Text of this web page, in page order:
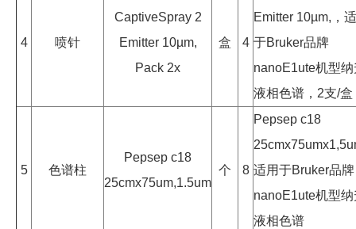
4 喷针
CaptiveSpray 2
Emitter 10µm,
Pack 2x
盒 4
Emitter 10µm,，
于Bruker品牌
nanoE1ute机型纳
液相色谱，2支/盒
5 色谱柱
Pepsep c18
25cmx75um,1.5um
个 8
Pepsep c18
适用于Bruker品牌
nanoE1ute机型纳
液相色谱